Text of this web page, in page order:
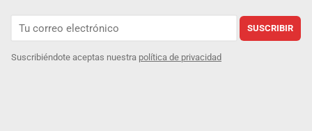
SUSCRIBIR
Suscribiéndote aceptas nuestra política de privacidad